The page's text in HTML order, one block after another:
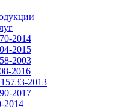
2014
2015
2003
2016
2013
2017
2014